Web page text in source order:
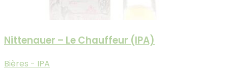
Nittenauer – Le Chauffeur (IPA)
Bières - IPA